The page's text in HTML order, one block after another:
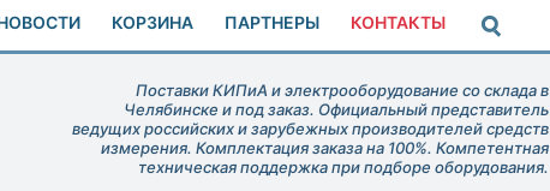
КОРЗИНА ПАРТНЕРЫ КОНТАКТЫ
Поставки КИПиА и электрооборудование со склада в
Челябинске и под заказ. Официальный представитель
ведущих российских и зарубежных производителей средств
измерения. Комплектация заказа на 100%. Компетентная
техническая поддержка при подборе оборудования.